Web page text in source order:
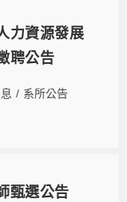
力資源發展
聘公告
/ 系所公告
甄選公告